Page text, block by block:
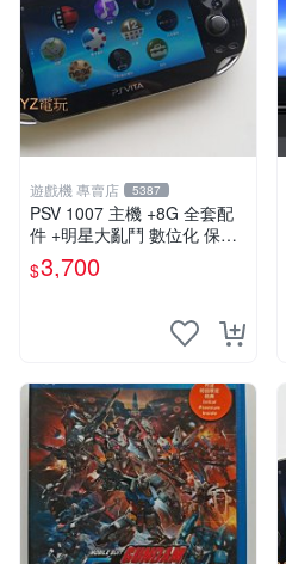
遊戲機 專賣店 5387
PSV 1007 主機 +8G 全套配
件 +明星大亂鬥 數位化 保修
一年 品質有保障
$3,700